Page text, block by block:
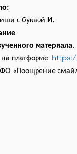
с буквой И.
материала.
на платформе
ФО «Поощрение